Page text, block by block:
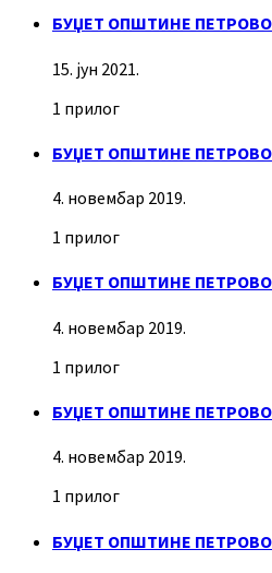
БУЏЕТ ОПШТИНЕ ПЕТРОВО
15. јун 2021.
1 прилог
БУЏЕТ ОПШТИНЕ ПЕТРОВО
4. новембар 2019.
1 прилог
БУЏЕТ ОПШТИНЕ ПЕТРОВО
4. новембар 2019.
1 прилог
БУЏЕТ ОПШТИНЕ ПЕТРОВО
4. новембар 2019.
1 прилог
БУЏЕТ ОПШТИНЕ ПЕТРОВО